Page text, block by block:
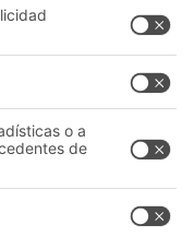
Centros de producción